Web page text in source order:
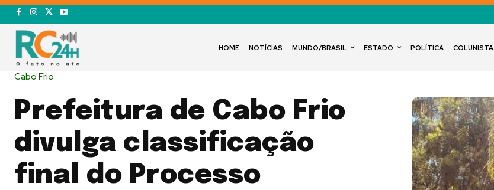
HOME NOTÍCIAS MUNDO/BRASIL ESTADO POLÍTICA COLUNISTA
Cabo Frio
Prefeitura de Cabo Frio
divulga classificação
final do Processo